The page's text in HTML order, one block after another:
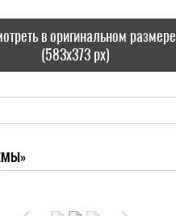
в оригинальном размере
(583x373 px)